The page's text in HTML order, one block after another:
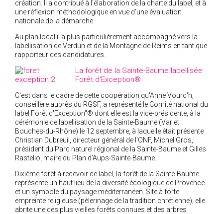
création. Il a contribué à l'élaboration de la charte du label, et à
une réflexion méthodologique en vue d’une évaluation
nationale de la démarche.
Au plan local il a plus particulièrement accompagné vers la
labellisation de Verdun et de la Montagne de Reims en tant que
rapporteur des candidatures.
La forêt de la Sainte-Baume labellisée
Forêt d'Exception®
C'est dans le cadre de cette coopération qu'Anne Vourc'h,
conseillère auprès du RGSF, a représenté le Comité national du
label Forêt d'Exception"® dont elle est la vice-présidente, à la
cérémonie de labellisation de la Sainte-Baume (Var et
Bouches-du-Rhône) le 12 septembre, à laquelle était présente
Christian Dubreuil, directeur général de l'ONF, Michel Gros,
président du Parc naturel régional de la Sainte-Baume et Gilles
Rastello, maire du Plan d'Aups-Sainte-Baume.
Dixième forêt à recevoir ce label, la forêt de la Sainte-Baume
représente un haut lieu de la diversité écologique de Provence
et un symbole du paysage méditerranéen. Site à forte
empreinte religieuse (pèlerinage de la tradition chrétienne), elle
abrite une des plus vieilles forêts connues et des arbres